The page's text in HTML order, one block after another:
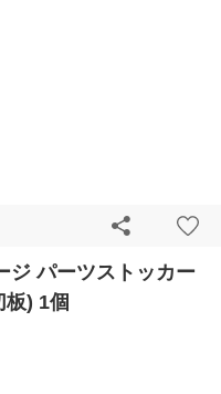
ジ パーツストッカー
) 1個